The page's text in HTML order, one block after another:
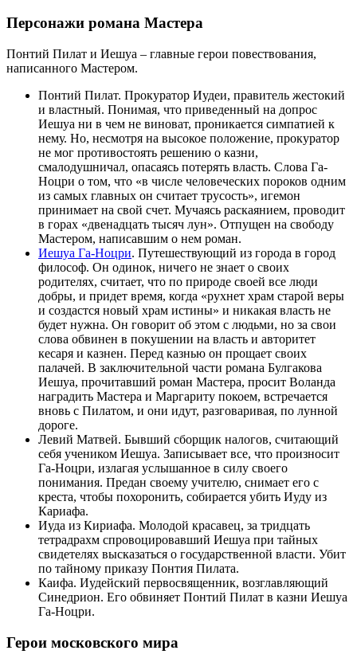
Персонажи романа Мастера
Понтий Пилат и Иешуа – главные герои повествования,
написанного Мастером.
Понтий Пилат. Прокуратор Иудеи, правитель жестокий
и властный. Понимая, что приведенный на допрос
Иешуа ни в чем не виноват, проникается симпатией к
нему. Но, несмотря на высокое положение, прокуратор
не мог противостоять решению о казни,
смалодушничал, опасаясь потерять власть. Слова Га-
Ноцри о том, что «в числе человеческих пороков одним
из самых главных он считает трусость», игемон
принимает на свой счет. Мучаясь раскаянием, проводит
в горах «двенадцать тысяч лун». Отпущен на свободу
Мастером, написавшим о нем роман.
Иешуа Га-Ноцри. Путешествующий из города в город
философ. Он одинок, ничего не знает о своих
родителях, считает, что по природе своей все люди
добры, и придет время, когда «рухнет храм старой веры
и создастся новый храм истины» и никакая власть не
будет нужна. Он говорит об этом с людьми, но за свои
слова обвинен в покушении на власть и авторитет
кесаря и казнен. Перед казнью он прощает своих
палачей. В заключительной части романа Булгакова
Иешуа, прочитавший роман Мастера, просит Воланда
наградить Мастера и Маргариту покоем, встречается
вновь с Пилатом, и они идут, разговаривая, по лунной
дороге.
Левий Матвей. Бывший сборщик налогов, считающий
себя учеником Иешуа. Записывает все, что произносит
Га-Ноцри, излагая услышанное в силу своего
понимания. Предан своему учителю, снимает его с
креста, чтобы похоронить, собирается убить Иуду из
Кариафа.
Иуда из Кириафа. Молодой красавец, за тридцать
тетрадрахм спровоцировавший Иешуа при тайных
свидетелях высказаться о государственной власти. Убит
по тайному приказу Понтия Пилата.
Каифа. Иудейский первосвященник, возглавляющий
Синедрион. Его обвиняет Понтий Пилат в казни Иешуа
Га-Ноцри.
Герои московского мира